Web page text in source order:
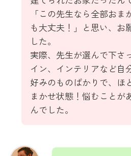
「この先生なら全部おま
も大丈夫！」と思い、お
した。
実際、先生が選んで下さ
イン、インテリアなど自
好みのものばかりで、ほ
まかせ状態！悩むことが
んでした。